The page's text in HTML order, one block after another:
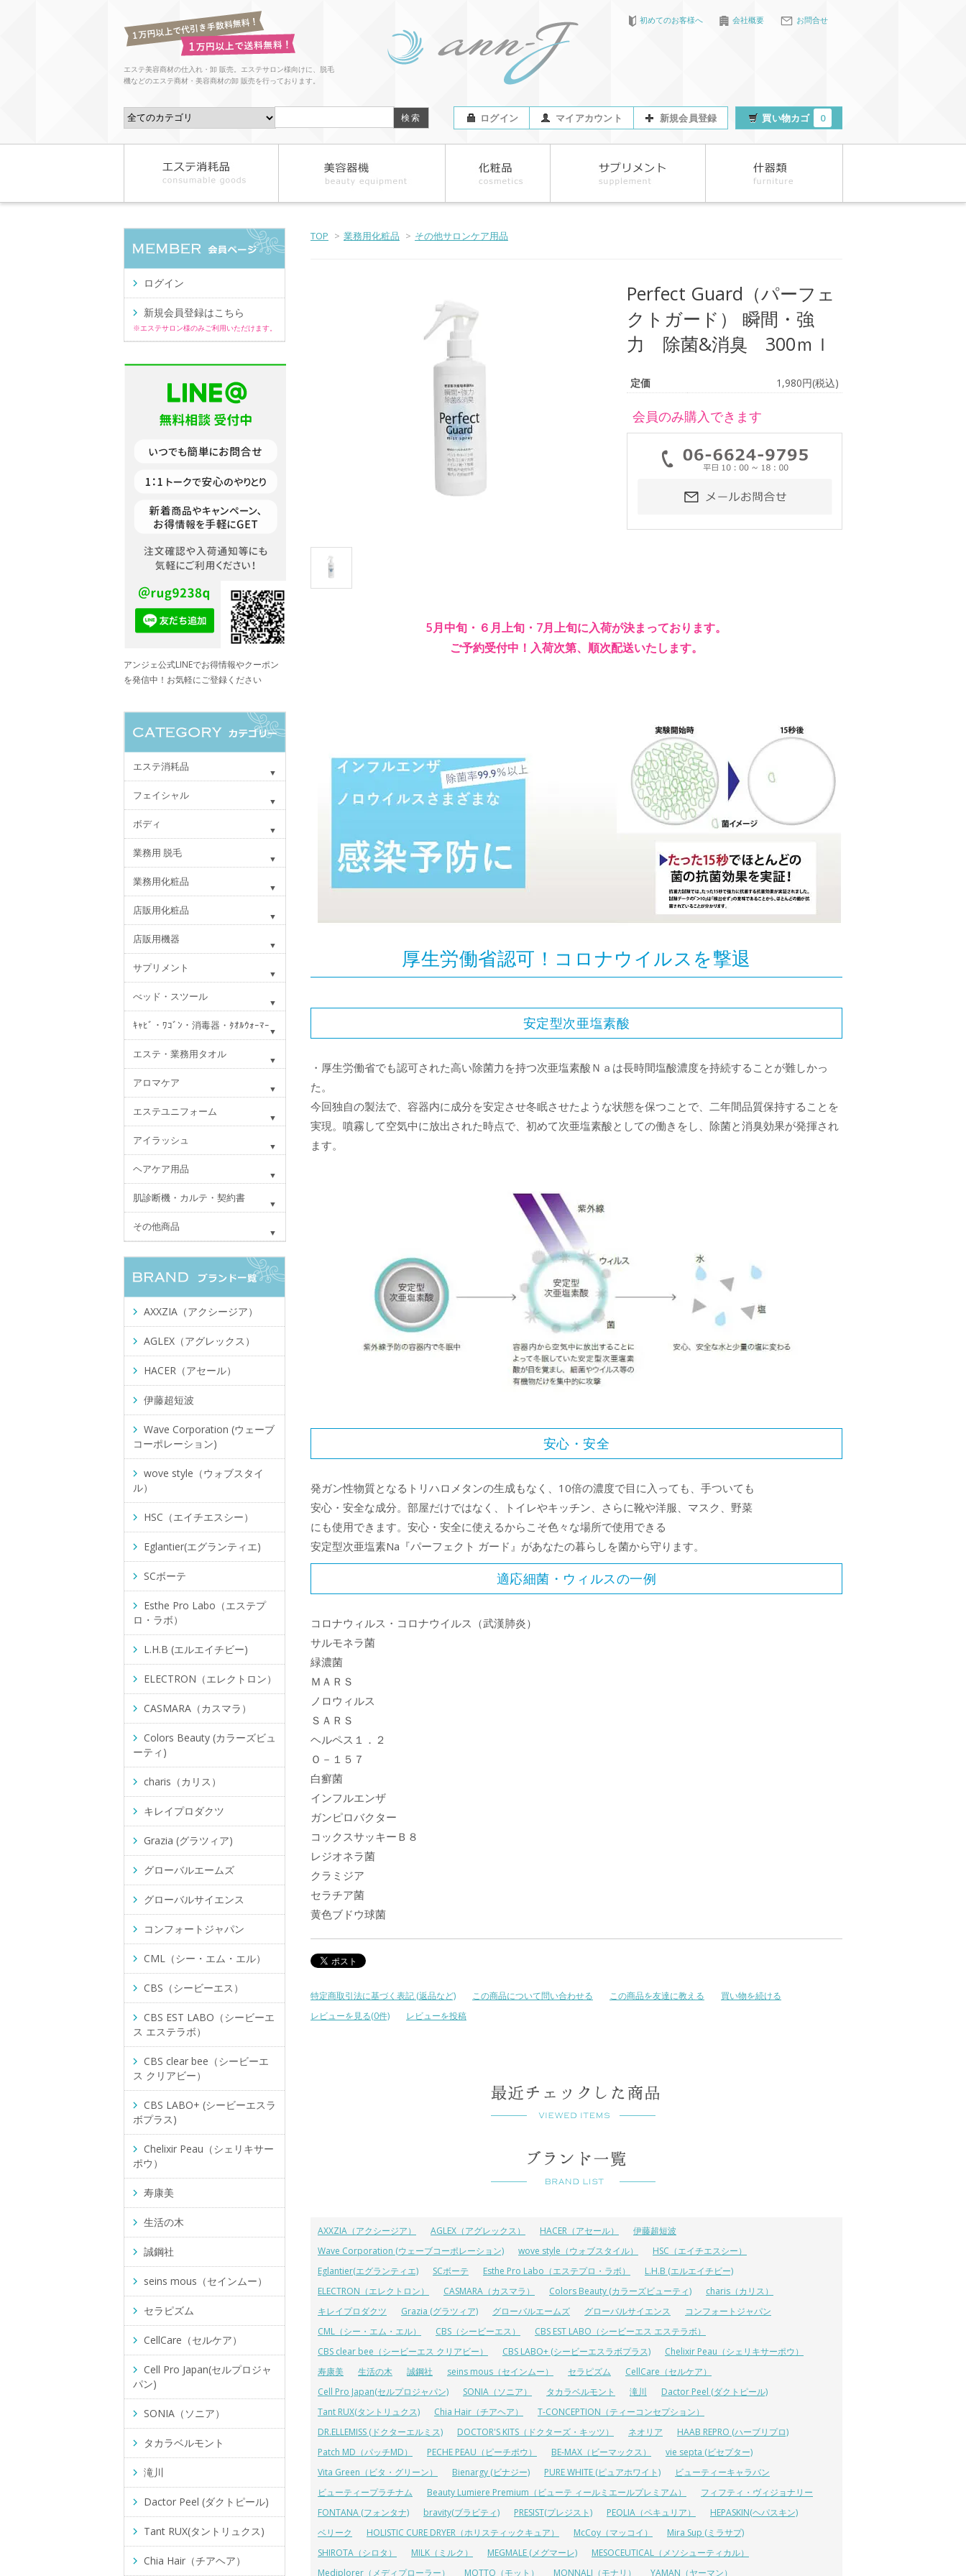
エステ美容商材の仕入れ・卸 販売。エステサロン様向けに、脱毛
機などのエステ商材・美容商材の卸 販売を行っております。
初めてのお客様へ 会社概要 お問合せ
ログイン マイアカウント 新規会員登録 買い物カゴ 0
TOP > 業務用化粧品 > その他サロンケア用品
Perfect Guard（パーフェ
クトガード） 瞬間・強
力 除菌&消臭 300ｍｌ
定価 1,980円(税込)
会員のみ購入できます
5月中旬・６月上旬・7月上旬に入荷が決まっております。
ご予約受付中！入荷次第、順次配送いたします。
厚生労働省認可！コロナウイルスを撃退
安定型次亜塩素酸
・厚生労働省でも認可された高い除菌力を持つ次亜塩素酸Ｎａは長時間塩酸濃度を持続することが難しかっ
た。
今回独自の製法で、容器内に成分を安定させ冬眠させたような状態を保つことで、二年間品質保持することを
実現。噴霧して空気中に放出された時点で、初めて次亜塩素酸としての働きをし、除菌と消臭効果が発揮され
ます。
安心・安全
発ガン性物質となるトリハロメタンの生成もなく、10倍の濃度で目に入っても、手ついても
安心・安全な成分。部屋だけではなく、トイレやキッチン、さらに靴や洋服、マスク、野菜
にも使用できます。安心・安全に使えるからこそ色々な場所で使用できる
安定型次亜塩素Na『パーフェクト ガード』があなたの暮らしを菌から守ります。
適応細菌・ウィルスの一例
コロナウィルス・コロナウイルス（武漢肺炎）
サルモネラ菌
緑濃菌
ＭＡＲＳ
ノロウィルス
ＳＡＲＳ
ヘルペス１．２
Ｏ－１５７
白癬菌
インフルエンザ
ガンピロバクター
コックスサッキーＢ８
レジオネラ菌
クラミジア
セラチア菌
黄色ブドウ球菌
特定商取引法に基づく表記 (返品など) この商品について問い合わせる この商品を友達に教える
買い物を続ける
レビューを見る(0件)
レビューを投稿
AXXZIA（アクシージア） AGLEX（アグレックス） HACER（アセール）
伊藤超短波
Wave Corporation (ウェーブコーポレーション)
wove style（ウォブスタイル）
HSC（エイチエスシー）
Eglantier(エグランティエ)
SCボーテ Esthe Pro Labo（エステプロ・ラボ）
L.H.B (エルエイチビー)
ELECTRON（エレクトロン）
CASMARA（カスマラ） Colors Beauty (カラーズビューティ)
charis（カリス）
キレイプロダクツ
Grazia (グラツィア) グローバルエームズ グローバルサイエンス
コンフォートジャパン
CML（シー・エム・エル）
CBS（シービーエス）
CBS EST LABO（シービーエス エステラボ）
CBS clear bee（シービーエス クリアビー）
CBS LABO+ (シービーエスラボプラス)
Chelixir Peau（シェリキサーポウ）
寿康美
生活の木 誠鋼社 seins mous（セインムー） セラピズム
CellCare（セルケア）
Cell Pro Japan(セルプロジャパン)
SONIA（ソニア） タカラベルモント 滝川
Dactor Peel (ダクトピール)
Tant RUX(タントリュクス)
Chia Hair（チアヘア）
T-CONCEPTION（ティーコンセプション）
DR.ELLEMISS (ドクターエルミス)
DOCTOR'S KITS（ドクターズ・キッツ） ネオリア
HAAB REPRO (ハーブリプロ)
Patch MD（パッチMD）
PECHE PEAU（ピーチポウ） BE-MAX（ビーマックス）
vie septa (ビセプター)
Vita Green（ビタ・グリーン）
Bienargy (ビナジー) PURE WHITE (ピュアホワイト)
ビューティーキャラバン
ビューティープラチナム
Beauty Lumiere Premium（ビューテ ィールミエールプレミアム）
フィフティ・ヴィジョナリー
FONTANA (フォンタナ)
bravity(ブラビティ) PRESIST(プレジスト) PEQLIA（ペキュリア）
HEPASKIN(ヘパスキン)
ベリーク
HOLISTIC CURE DRYER（ホリスティックキュア） McCoy（マッコイ）
Mira Sup (ミラサプ)
SHIROTA（シロタ）
MILK（ミルク） MEGMALE (メグマーレ)
MESOCEUTICAL（メソシューティカル）
Mediplorer（メディプローラー）
MOTTO（モット） MONNALI（モナリ） YAMAN（ヤーマン）
ログイン
新規会員登録はこちら
※エステサロン様のみご利用いただけます。
アンジェ公式LINEでお得情報やクーポン
を発信中！お気軽にご登録ください
エステ消耗品
フェイシャル
ボディ
業務用 脱毛
業務用化粧品
店販用化粧品
店販用機器
サプリメント
べッド・スツール
ｷｬﾋﾞ・ﾜｺﾞﾝ・消毒器・ﾀｵﾙｳｫｰﾏｰ
エステ・業務用タオル
アロマケア
エステユニフォーム
アイラッシュ
ヘアケア用品
肌診断機・カルテ・契約書
その他商品
AXXZIA（アクシージア）
AGLEX（アグレックス）
HACER（アセール）
伊藤超短波
Wave Corporation (ウェーブ
コーポレーション)
wove style（ウォブスタイ
ル）
HSC（エイチエスシー）
Eglantier(エグランティエ)
SCボーテ
Esthe Pro Labo（エステプ
ロ・ラボ）
L.H.B (エルエイチビー)
ELECTRON（エレクトロン）
CASMARA（カスマラ）
Colors Beauty (カラーズビュ
ーティ)
charis（カリス）
キレイプロダクツ
Grazia (グラツィア)
グローバルエームズ
グローバルサイエンス
コンフォートジャパン
CML（シー・エム・エル）
CBS（シービーエス）
CBS EST LABO（シービーエ
ス エステラボ）
CBS clear bee（シービーエ
ス クリアビー）
CBS LABO+ (シービーエスラ
ボプラス)
Chelixir Peau（シェリキサー
ポウ）
寿康美
生活の木
誠鋼社
seins mous（セインムー）
セラピズム
CellCare（セルケア）
Cell Pro Japan(セルプロジャ
パン)
SONIA（ソニア）
タカラベルモント
滝川
Dactor Peel (ダクトピール)
Tant RUX(タントリュクス)
Chia Hair（チアヘア）